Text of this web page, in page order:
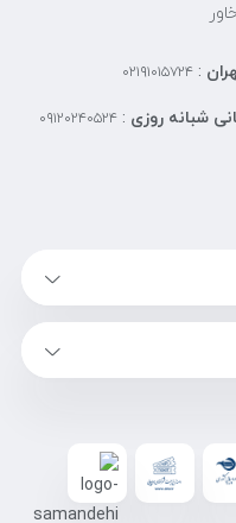
:۰۲۱۹۱۰۱۵۷۲۴
شبانه روزی :۰۹۱۲۰۲۴۰۵۲۴